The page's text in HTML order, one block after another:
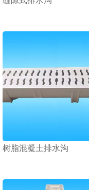
树脂混凝土排水沟